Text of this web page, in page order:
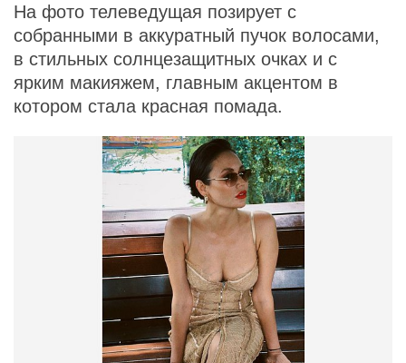
На фото телеведущая позирует с
собранными в аккуратный пучок волосами,
в стильных солнцезащитных очках и с
ярким макияжем, главным акцентом в
котором стала красная помада.